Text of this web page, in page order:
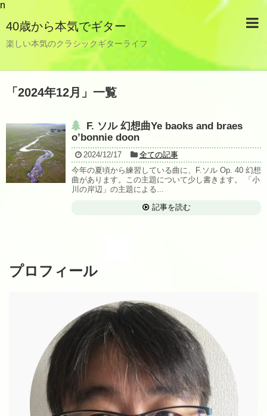
n
40歳から本気でギター
楽しい本気のクラシックギターライフ
「 2024年12月 」 一覧
F. ソル 幻想曲Ye baoks and braes
o’bonnie doon
2024/12/17
全ての記事
今年の夏頃から練習している曲に、F.ソル Op. 40 幻想
曲があります。この主題について少し書きます。 「小
川の岸辺」の主題による...
記事を読む
プロフィール